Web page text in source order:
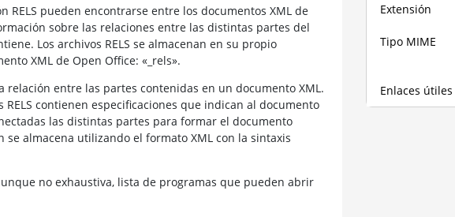
RELS pueden encontrarse entre los documentos XML de
sobre las relaciones entre las distintas partes del
Los archivos RELS se almacenan en su propio
XML de Open Office: «_rels».
relación entre las partes contenidas en un documento XML.
RELS contienen especificaciones que indican al documento
las distintas partes para formar el documento
se almacena utilizando el formato XML con la sintaxis
no exhaustiva, lista de programas que pueden abrir
Extensión
Tipo MIME
Enlaces útiles